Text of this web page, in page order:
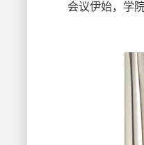
会议伊始，学